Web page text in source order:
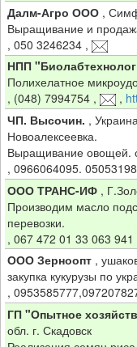
Далм-Агро ООО,
Выращивание и
, 050 3246234,
НПП
Полихелатное
, (048) 7994754, ,
ЧП. Высочин. ,
Новоалексеевка.
Выращивание овощей.
, 0966064095.
ООО ТРАНС-ИФ,
Производим масло
перевозки.
, 067 472 01 33 063 941
ООО Зерноопт,
закупка кукурузы по
,
ГП "Опытное
обл. г. Скадовск